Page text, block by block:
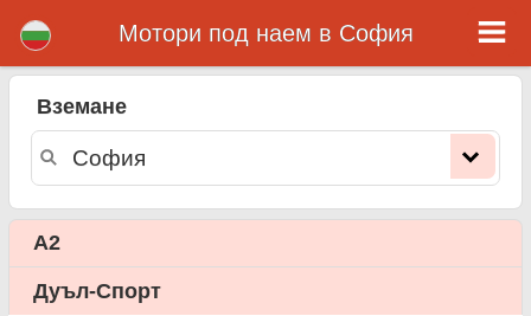
София мотори под наем
София мотори под наем - ценова листа. Евтини цени за наем на мотори в София. Рент мотори в София. Нашата София
резервация за наем на мотори в София - неограничен пробег, GPS, мотори оборудване, пътуване зад граница.
Mотори под наем в София
Вземане
A2
Дуъл-Спорт